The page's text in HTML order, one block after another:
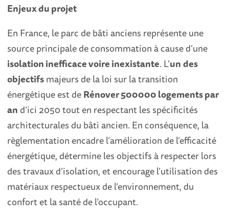
Enjeux du projet
En France, le parc de bâti anciens représente une
source principale de consommation à cause d’une
isolation inefficace voire inexistante. L’undes
objectifsmajeurs de la loi sur la transition
énergétique est deRénover 500000 logements par
an d’ici 2050 tout en respectant les spécificités
architecturales du bâti ancien. En conséquence, la
règlementation encadre l’amélioration de l’efficacité
énergétique, détermine les objectifs à respecter lors
des travaux d’isolation, et encourage l’utilisation des
matériaux respectueux de l’environnement, du
confort et la santé de l’occupant.